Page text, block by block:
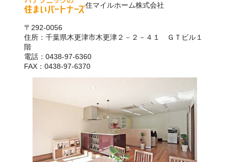
住マイルホーム株式会社
〒292-0056
住所：千葉県木更津市木更津２－２－４１ ＧＴビル１
階
電話：0438-97-6360
FAX：0438-97-6370